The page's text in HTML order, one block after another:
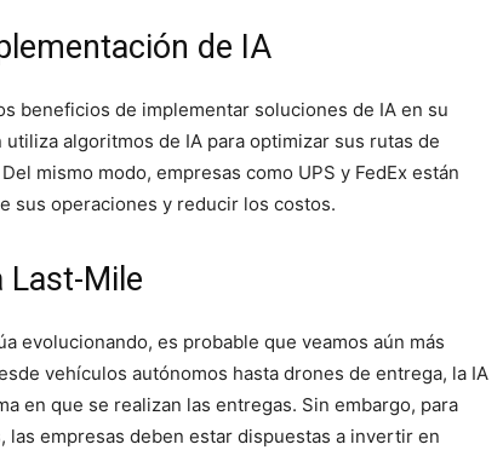
de IA
beneficios de implementar soluciones de IA en su
algoritmos de IA para optimizar sus rutas de
mismo modo, empresas como UPS y FedEx están
sus operaciones y reducir los costos.
Last-Mile
evolucionando, es probable que veamos aún más
vehículos autónomos hasta drones de entrega, la IA
en que se realizan las entregas. Sin embargo, para
las empresas deben estar dispuestas a invertir en